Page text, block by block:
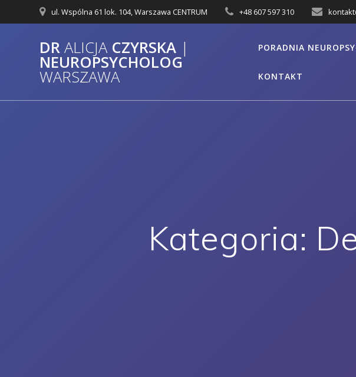
do
ul. Wspólna 61 lok. 104, Warszawa CENTRUM +48 607 597 310
DR ALICJACZYRSKA |
NEUROPSYCHOLOG
WARSZAWA
PORADNIA
KONTAKT
Kategoria: